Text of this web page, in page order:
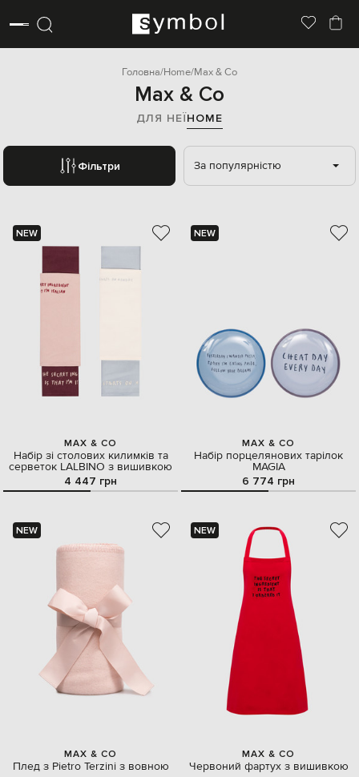
Головна Home Max & Co
Max & Co
ДЛЯ НЕЇHOME
Фільтри За популярністю
NEW
MAX & CO
Набір зі столових килимків та
серветок LALBINO з вишивкою
4 447 грн
NEW
MAX & CO
Набір порцелянових тарілок
MAGIA
6 774 грн
NEW
MAX & CO
Плед з Pietro Terzini з вовною
NEW
MAX & CO
Червоний фартух з вишивкою